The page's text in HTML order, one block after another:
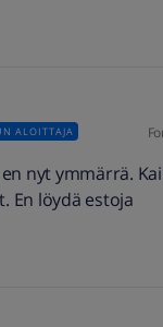
ALOITTAJA
nyt ymmärrä.
En löydä estoja